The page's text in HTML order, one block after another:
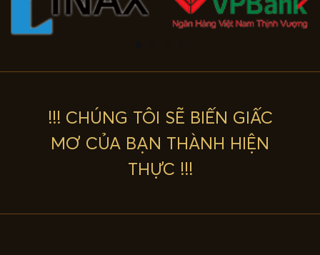
!!! CHÚNG TÔI SẼ BIẾN GIẤC
MƠ CỦA BẠN THÀNH HIỆN
THỰC !!!